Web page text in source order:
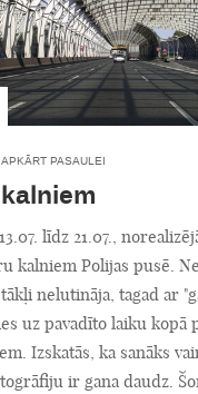
APKĀRT PASAULEI
līdz 21.07.,
kalniem Polijas pusē.
nelutināja, tagad ar
uz pavadīto laiku kopā
Izskatās, ka sanāks
ir gana daudz.